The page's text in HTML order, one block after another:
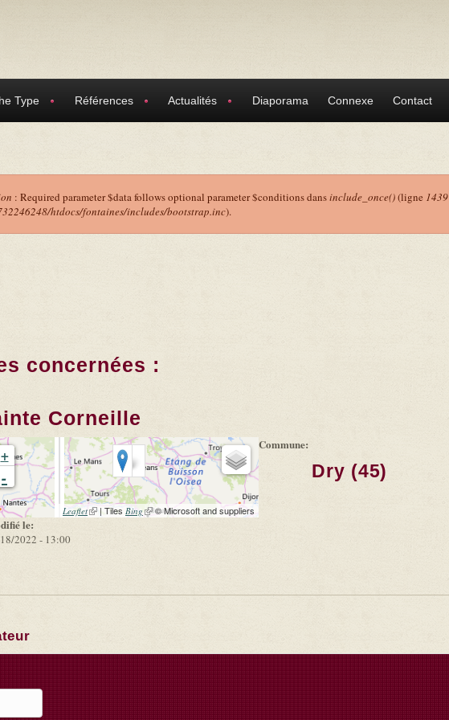
Type Références Actualités Diaporama Connexe Contact
d'erreur
: Required parameter $data follows optional parameter $conditions dansinclude_once()(ligne 1439
htdocs/fontaines/includes/bootstrap.inc).
concernées :
Corneille
+
-
Leaflet(link is external)
| Tiles Bing (link is external)
© Microsoft and suppliers
le:
2022 - 13:00
Commune:
Dry (45)